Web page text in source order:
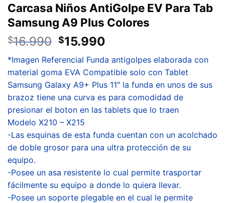
Carcasa Niños AntiGolpe EV Para Tab
Samsung A9 Plus Colores
$16.990 $15.990
*Imagen Referencial Funda antigolpes elaborada con
material goma EVA Compatible solo con Tablet
Samsung Galaxy A9+ Plus 11″ la funda en unos de sus
brazoz tiene una curva es para comodidad de
presionar el boton en las tablets que lo traen
Modelo X210 – X215
-Las esquinas de esta funda cuentan con un acolchado
de doble grosor para una ultra protección de su
equipo.
-Posee un asa resistente lo cual permite trasportar
fácilmente su equipo a donde lo quiera llevar.
-Posee un soporte plegable en el cual le permite